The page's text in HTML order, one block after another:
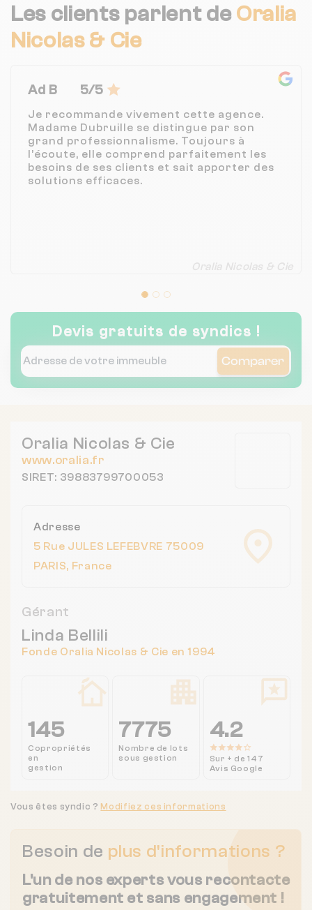
Les clients parlent deOralia
Nicolas & Cie
Ad B 5/5
Je recommande vivement cette agence.
Madame Dubruille se distingue par son
grand professionnalisme. Toujours à
l’écoute, elle comprend parfaitement les
besoins de ses clients et sait apporter des
solutions efficaces.
Oralia Nicolas & Cie
Devis gratuits de syndics !
Comparer
Oralia Nicolas & Cie
www.oralia.fr
SIRET: 39883799700053
Adresse
5 Rue JULES LEFEBVRE 75009
PARIS, France
Gérant
Linda Bellili
Fonde Oralia Nicolas & Cie en 1994
145
Copropriétés
en
gestion
7775
Nombre de lots
sous gestion
4.2
Sur + de 147
Avis Google
Besoin de plus d'informations ?
L'un de nos experts vous recontacte
gratuitement et sans engagement !
Vous êtes syndic ? Modifiez ces informations